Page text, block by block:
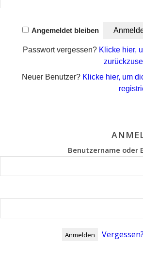
Angemeldet bleiben
Passwort vergessen? Klicke hier,
Neuer Benutzer? Klicke hier, um
Benutzername oder
Vergessen?